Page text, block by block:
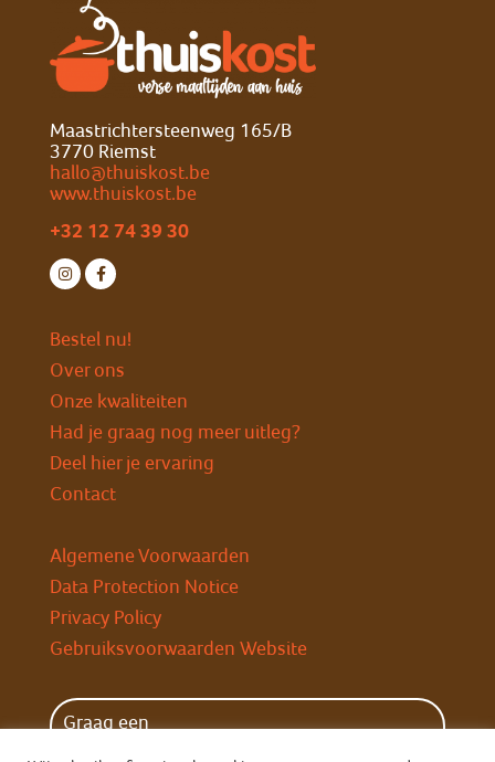
Maastrichtersteenweg 165/B
3770 Riemst
hallo@thuiskost.be
www.thuiskost.be
+32 12 74 39 30
Bestel nu!
Over ons
Onze kwaliteiten
Had je graag nog meer uitleg?
Deel hier je ervaring
Contact
Algemene Voorwaarden
Data Protection Notice
Privacy Policy
Gebruiksvoorwaarden Website
Graag een